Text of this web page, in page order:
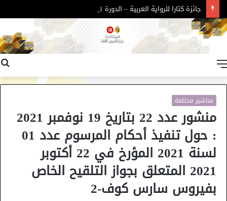
جائزة كتارا للرواية العربية – الدورة 11
مناشير مختلفة
منشور عدد 22 بتاريخ 19 نوفمبر 2021
: حول تنفيذ أحكام المرسوم عدد 01
لسنة 2021 المؤرخ في 22 أكتوبر
2021 المتعلق بجواز التلقيح الخاص
بفيروس سارس كوف-2